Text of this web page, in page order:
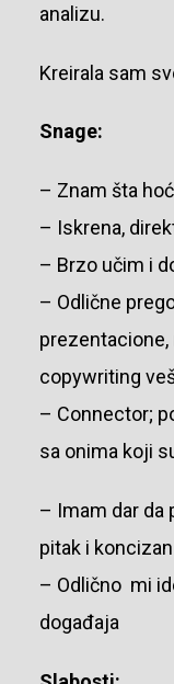
analizu.
Kreirala sam
Snage:
– Znam šta
– Iskrena,
– Brzo učim i
– Odlične
prezentacione,
copywriting
– Connector;
sa onima koji
– Imam dar da
pitak i
– Odlično mi
događaja